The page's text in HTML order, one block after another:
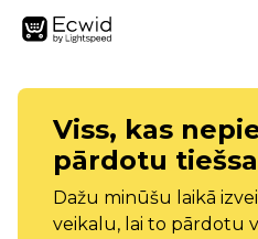
Viss, kas
pārdotu
Dažu minūšu laikā
veikalu, lai to pārdotu